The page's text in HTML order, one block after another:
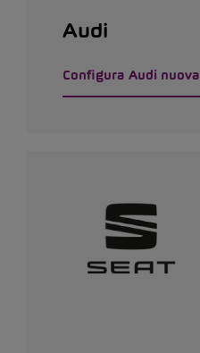
Audi
Configura Audi nuova